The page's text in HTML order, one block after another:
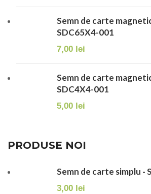
Semn de carte
SDC65X4-001
7,00 lei
Semn de carte
SDC4X4-001
5,00 lei
PRODUSE NOI
Semn de carte simplu -
3,00 lei